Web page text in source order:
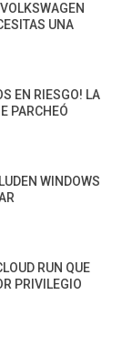
UNA
EN RIESGO! LA
PARCHEÓ
WINDOWS
RUN QUE
PRIVILEGIO